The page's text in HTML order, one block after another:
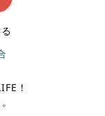
！